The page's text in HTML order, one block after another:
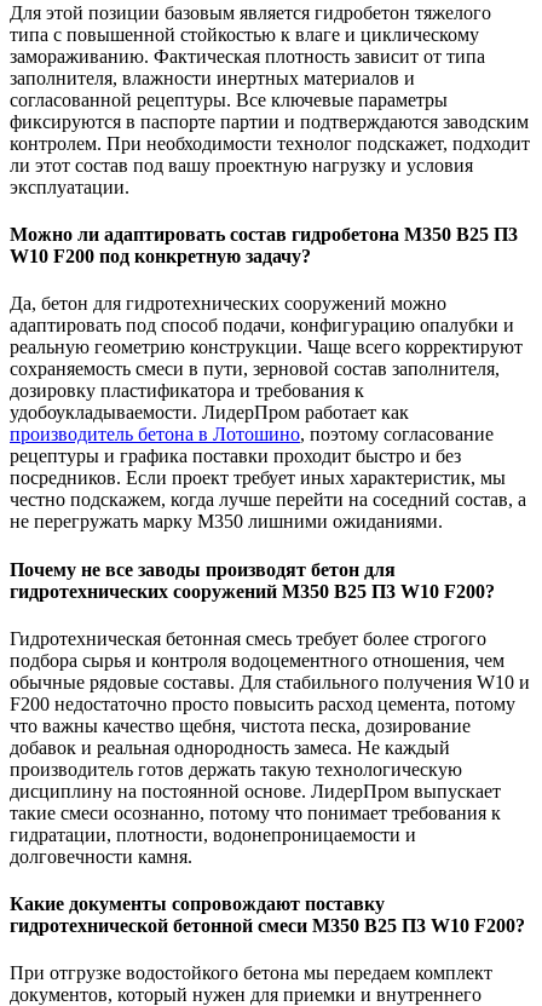
Для этой позиции базовым является гидробетон тяжелого
типа с повышенной стойкостью к влаге и циклическому
замораживанию. Фактическая плотность зависит от типа
заполнителя, влажности инертных материалов и
согласованной рецептуры. Все ключевые параметры
фиксируются в паспорте партии и подтверждаются заводским
контролем. При необходимости технолог подскажет, подходит
ли этот состав под вашу проектную нагрузку и условия
эксплуатации.
Можно ли адаптировать состав гидробетона М350 B25 П3
W10 F200 под конкретную задачу?
Да, бетон для гидротехнических сооружений можно
адаптировать под способ подачи, конфигурацию опалубки и
реальную геометрию конструкции. Чаще всего корректируют
сохраняемость смеси в пути, зерновой состав заполнителя,
дозировку пластификатора и требования к
удобоукладываемости. ЛидерПром работает как
производитель бетона в Лотошино, поэтому согласование
рецептуры и графика поставки проходит быстро и без
посредников. Если проект требует иных характеристик, мы
честно подскажем, когда лучше перейти на соседний состав, а
не перегружать марку М350 лишними ожиданиями.
Почему не все заводы производят бетон для
гидротехнических сооружений М350 B25 П3 W10 F200?
Гидротехническая бетонная смесь требует более строгого
подбора сырья и контроля водоцементного отношения, чем
обычные рядовые составы. Для стабильного получения W10 и
F200 недостаточно просто повысить расход цемента, потому
что важны качество щебня, чистота песка, дозирование
добавок и реальная однородность замеса. Не каждый
производитель готов держать такую технологическую
дисциплину на постоянной основе. ЛидерПром выпускает
такие смеси осознанно, потому что понимает требования к
гидратации, плотности, водонепроницаемости и
долговечности камня.
Какие документы сопровождают поставку
гидротехнической бетонной смеси М350 B25 П3 W10 F200?
При отгрузке водостойкого бетона мы передаем комплект
документов, который нужен для приемки и внутреннего